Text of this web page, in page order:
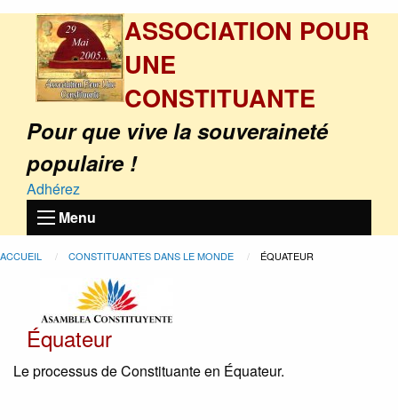
ASSOCIATION POUR
UNE
CONSTITUANTE
Pour que vive la souveraineté
populaire !
Adhérez
Menu
ACCUEIL CONSTITUANTES DANS LE MONDE ÉQUATEUR
Équateur
Le processus de Constituante en Équateur.